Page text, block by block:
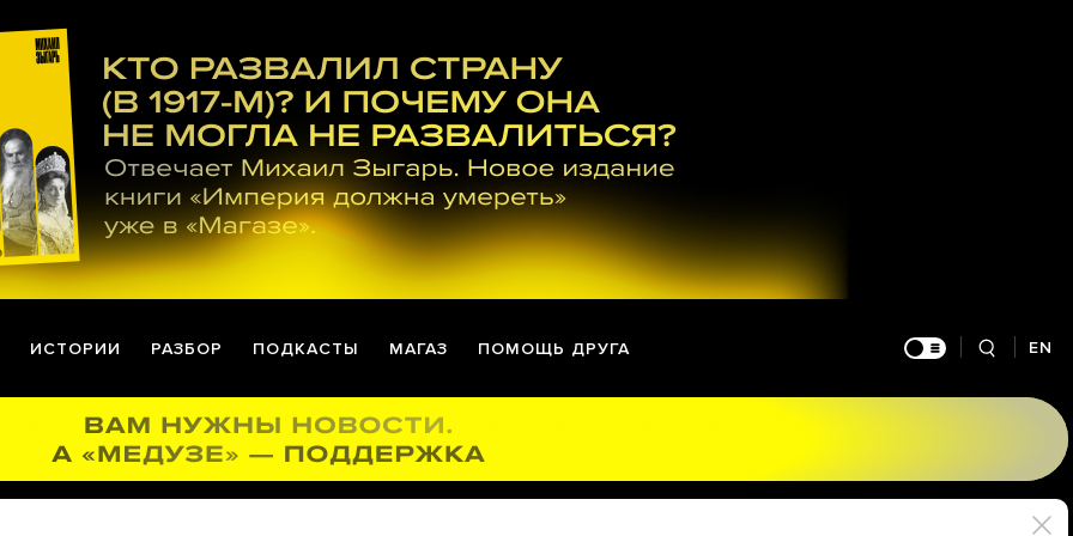
ИСТОРИИ РАЗБОР ПОДКАСТЫ МАГАЗ ПОМОЩЬ ДРУГА EN